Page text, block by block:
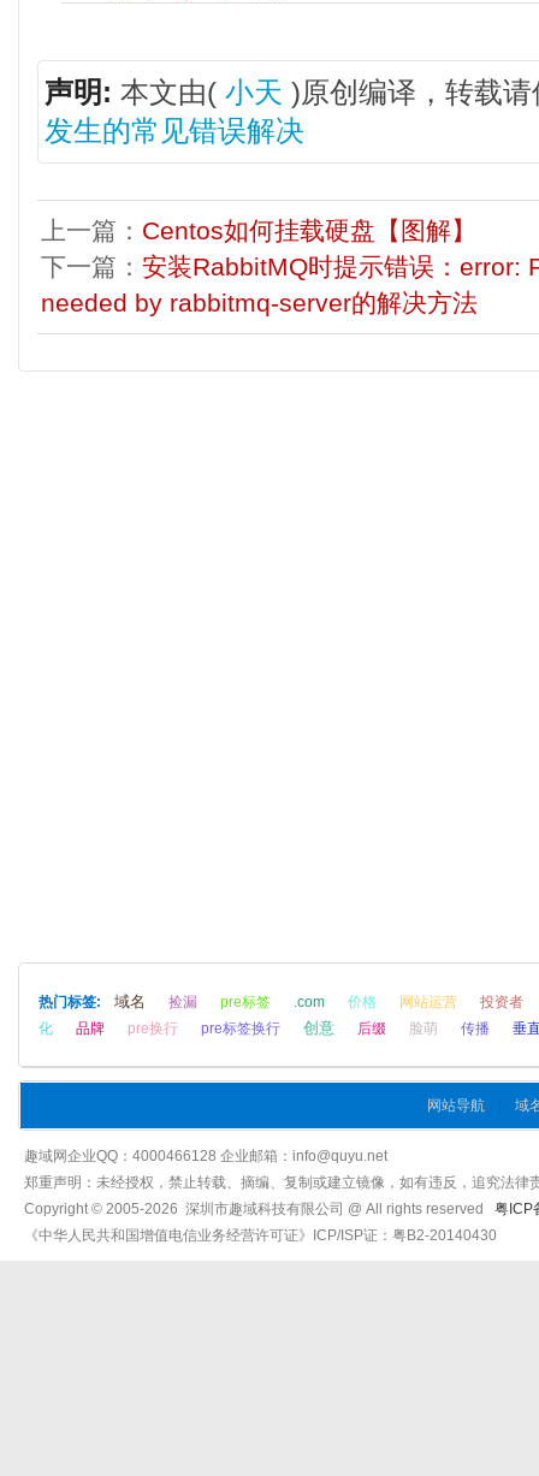
声明: 本文由( 小天 )原创编译，转载
发生的常见错误解决
上一篇： Centos如何挂载硬盘【图解】
下一篇： 安装RabbitMQ时提示错误：error:
needed by rabbitmq-server的解决方法
热门标签: 域名 捡漏 pre标签 .com 价格 网站运营
投资者
化
品牌 pre换行 pre标签换行 创意 后缀 脸萌 传播 垂
网站导航 域
趣域网企业QQ：4000466128 企业邮箱：info@quyu.net
郑重声明：未经授权，禁止转载、摘编、复制或建立镜像，如有违反，追究法律
Copyright © 2005-2026 深圳市趣域科技有限公司 @ All rights reserved 粤ICP
《中华人民共和国增值电信业务经营许可证》ICP/ISP证：粤B2-20140430